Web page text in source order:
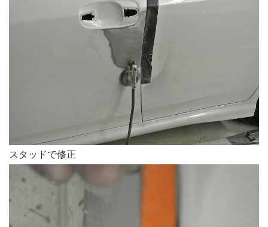
スタッドで修正